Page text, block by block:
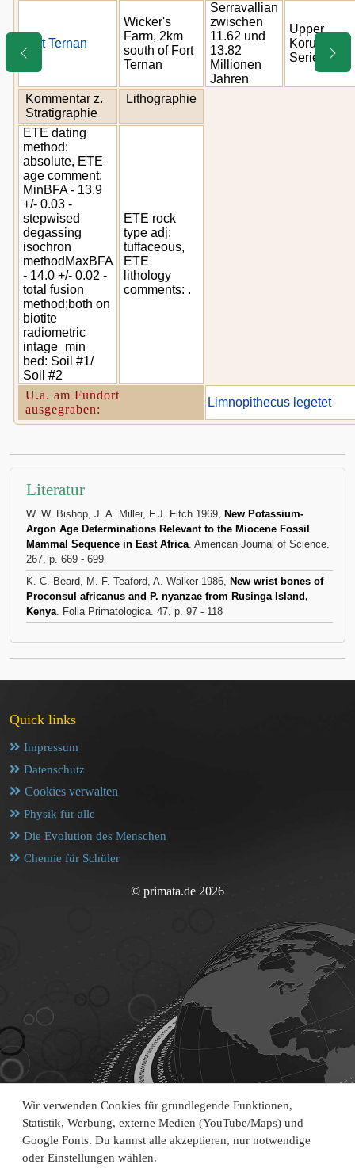
Wir verwenden Cookies für grundlegende Funktionen,
Statistik, Werbung, externe Medien (YouTube/Maps) und
Google Fonts. Du kannst alle akzeptieren, nur notwendige
oder Einstellungen wählen.
Fort Ternan
Wicker's
Farm, 2km
south of Fort
Ternan
Serravallian
zwischen
11.62 und
13.82
Millionen
Jahren
Upper
Koru
Series
Kommentar z.
Stratigraphie
Lithographie
ETE dating
method:
absolute, ETE
age comment:
MinBFA - 13.9
+/- 0.03 -
stepwised
degassing
isochron
methodMaxBFA
- 14.0 +/- 0.02 -
total fusion
method;both on
biotite
radiometric
intage_min
bed: Soil #1/
Soil #2
ETE rock
type adj:
tuffaceous,
ETE
lithology
comments: .
U.a. am Fundort
ausgegraben:
Limnopithecus legetet
Literatur
W. W. Bishop, J. A. Miller, F.J. Fitch 1969, New Potassium-
Argon Age Determinations Relevant to the Miocene Fossil
Mammal Sequence in East Africa. American Journal of Science.
267, p. 669 - 699
K. C. Beard, M. F. Teaford, A. Walker 1986, New wrist bones of
Proconsul africanus and P. nyanzae from Rusinga Island,
Kenya. Folia Primatologica. 47, p. 97 - 118
Quick links
Impressum
Datenschutz
Cookies verwalten
Physik für alle
Die Evolution des Menschen
Chemie für Schüler
© primata.de 2026